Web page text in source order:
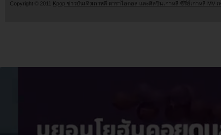
Copyright © 2011 Kpop ข่าวบันเทิงเกาหลี ดาราไอดอล และศิลปินเกาหลี ซีรี่ย์เกาหลี MV